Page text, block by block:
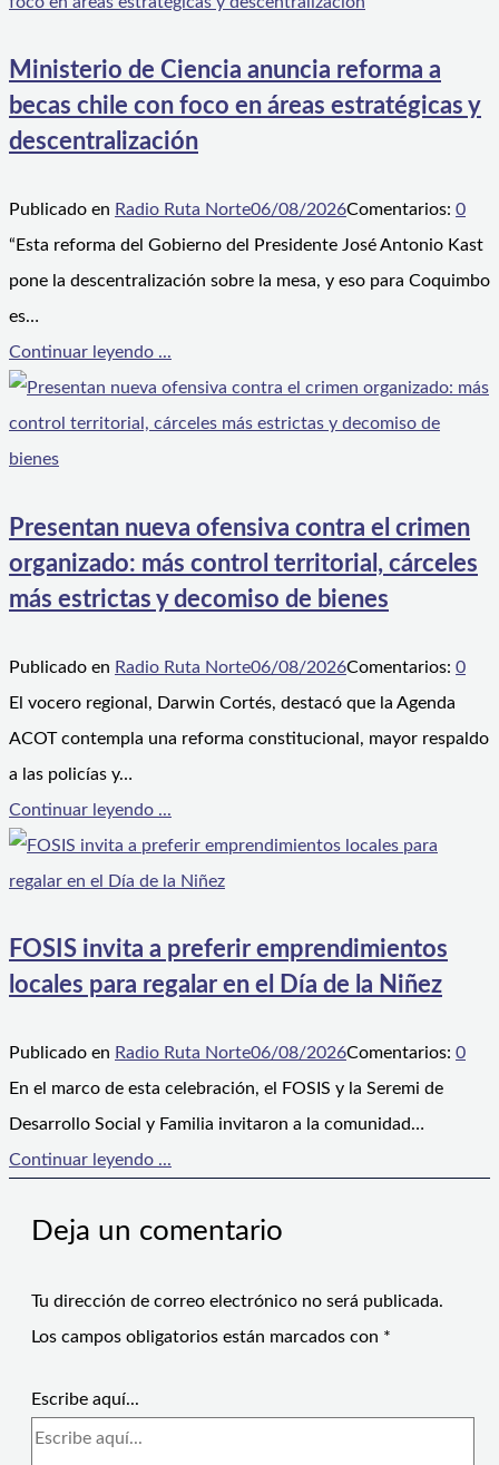
Ministerio de Ciencia anuncia reforma a
becas chile con foco en áreas estratégicas y
descentralización
Publicado en Radio Ruta Norte06/08/2026Comentarios: 0
“Esta reforma del Gobierno del Presidente José Antonio Kast
pone la descentralización sobre la mesa, y eso para Coquimbo
es…
Continuar leyendo ...
Presentan nueva ofensiva contra el crimen
organizado: más control territorial, cárceles
más estrictas y decomiso de bienes
Publicado en Radio Ruta Norte06/08/2026Comentarios: 0
El vocero regional, Darwin Cortés, destacó que la Agenda
ACOT contempla una reforma constitucional, mayor respaldo
a las policías y…
Continuar leyendo ...
FOSIS invita a preferir emprendimientos
locales para regalar en el Día de la Niñez
Publicado en Radio Ruta Norte06/08/2026Comentarios: 0
En el marco de esta celebración, el FOSIS y la Seremi de
Desarrollo Social y Familia invitaron a la comunidad…
Continuar leyendo ...
Deja un comentario
Tu dirección de correo electrónico no será publicada.
Los campos obligatorios están marcados con *
Escribe aquí...